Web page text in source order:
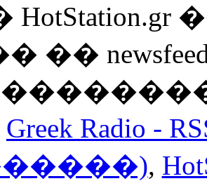
��
Greek Radio
,